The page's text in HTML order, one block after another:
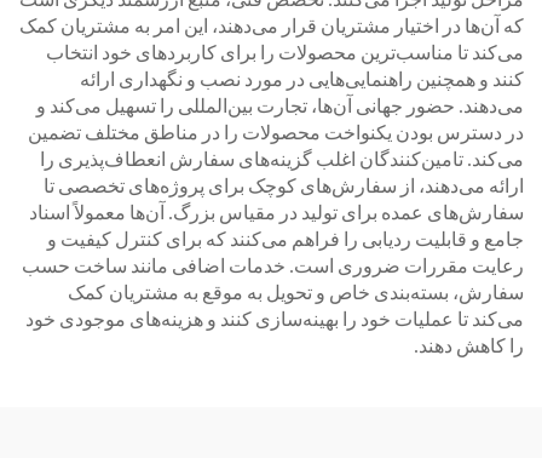
که آن‌ها در اختیار مشتریان قرار می‌دهند، این امر به مشتریان کمک
می‌کند تا مناسب‌ترین محصولات را برای کاربردهای خود انتخاب
کنند و همچنین راهنمایی‌هایی در مورد نصب و نگهداری ارائه
می‌دهند. حضور جهانی آن‌ها، تجارت بین‌المللی را تسهیل می‌کند و
در دسترس بودن یکنواخت محصولات را در مناطق مختلف تضمین
می‌کند. تامین‌کنندگان اغلب گزینه‌های سفارش انعطاف‌پذیری را
ارائه می‌دهند، از سفارش‌های کوچک برای پروژه‌های تخصصی تا
سفارش‌های عمده برای تولید در مقیاس بزرگ. آن‌ها معمولاً اسناد
جامع و قابلیت ردیابی را فراهم می‌کنند که برای کنترل کیفیت و
رعایت مقررات ضروری است. خدمات اضافی مانند ساخت حسب
سفارش، بسته‌بندی خاص و تحویل به موقع به مشتریان کمک
می‌کند تا عملیات خود را بهینه‌سازی کنند و هزینه‌های موجودی خود
را کاهش دهند.